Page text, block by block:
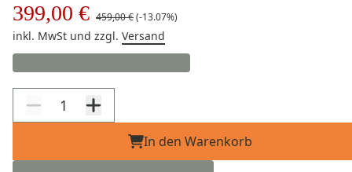
399,00 € 459,00 €(-13.07%)
inkl. MwSt und zzgl. Versand
In den Warenkorb